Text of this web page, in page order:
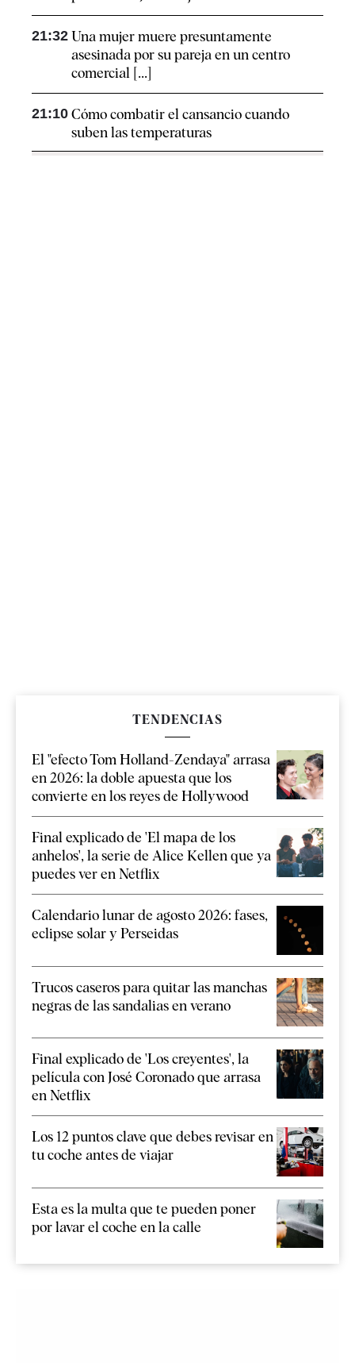
21:32 Una mujer muere presuntamente
asesinada por su pareja en un centro
comercial [...]
21:10 Cómo combatir el cansancio​ cuando
suben las temperaturas
TENDENCIAS
El "efecto Tom Holland-Zendaya" arrasa
en 2026: la doble apuesta que los
convierte en los reyes de Hollywood
Final explicado de 'El mapa de los
anhelos', la serie de Alice Kellen que ya
puedes ver en Netflix
Calendario lunar de agosto 2026: fases,
eclipse solar y Perseidas
Trucos caseros para quitar las manchas
negras de las sandalias en verano
Final explicado de 'Los creyentes', la
película con José Coronado que arrasa
en Netflix
Los 12 puntos clave que debes revisar en
tu coche antes de viajar
Esta es la multa que te pueden poner
por lavar el coche en la calle